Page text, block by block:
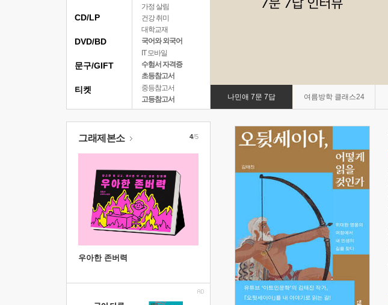
가정 살림
건강 취미
대학교재
국어와 외국어
IT 모바일
수험서 자격증
초등참고서
중등참고서
고등참고서
나민애 7문 7답 여름방학 클래스24
CD/LP
DVD/BD
문구/GIFT
티켓
그래제본소
우아한 존버력
4/5